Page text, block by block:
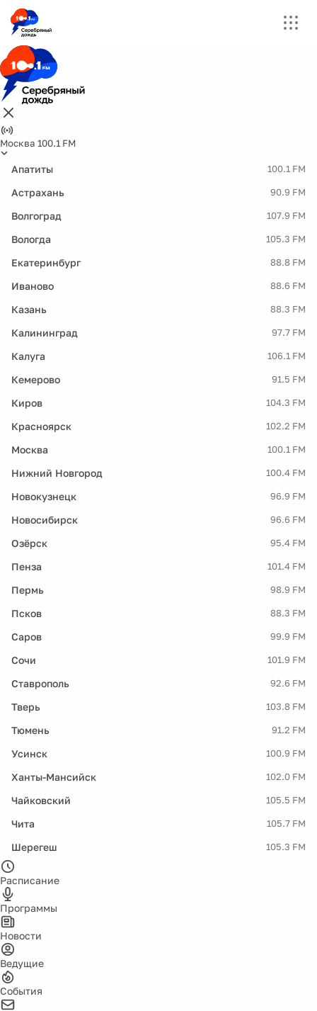
Москва 100.1 FM
Апатиты 100.1 FM
Астрахань 90.9 FM
Волгоград 107.9 FM
Вологда 105.3 FM
Екатеринбург 88.8 FM
Иваново 88.6 FM
Казань 88.3 FM
Калининград 97.7 FM
Калуга 106.1 FM
Кемерово 91.5 FM
Киров 104.3 FM
Красноярск 102.2 FM
Москва 100.1 FM
Нижний Новгород 100.4 FM
Новокузнецк 96.9 FM
Новосибирск 96.6 FM
Озёрск 95.4 FM
Пенза 101.4 FM
Пермь 98.9 FM
Псков 88.3 FM
Саров 99.9 FM
Сочи 101.9 FM
Ставрополь 92.6 FM
Тверь 103.8 FM
Тюмень 91.2 FM
Усинск 100.9 FM
Ханты-Мансийск 102.0 FM
Чайковский 105.5 FM
Чита 105.7 FM
Шерегеш 105.3 FM
Расписание
Программы
Новости
Ведущие
События